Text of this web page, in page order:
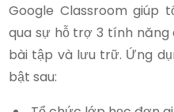
Google Classroom giúp
qua sự hỗ trợ 3 tính năng
bài tập và lưu trữ. Ứng
bật sau: